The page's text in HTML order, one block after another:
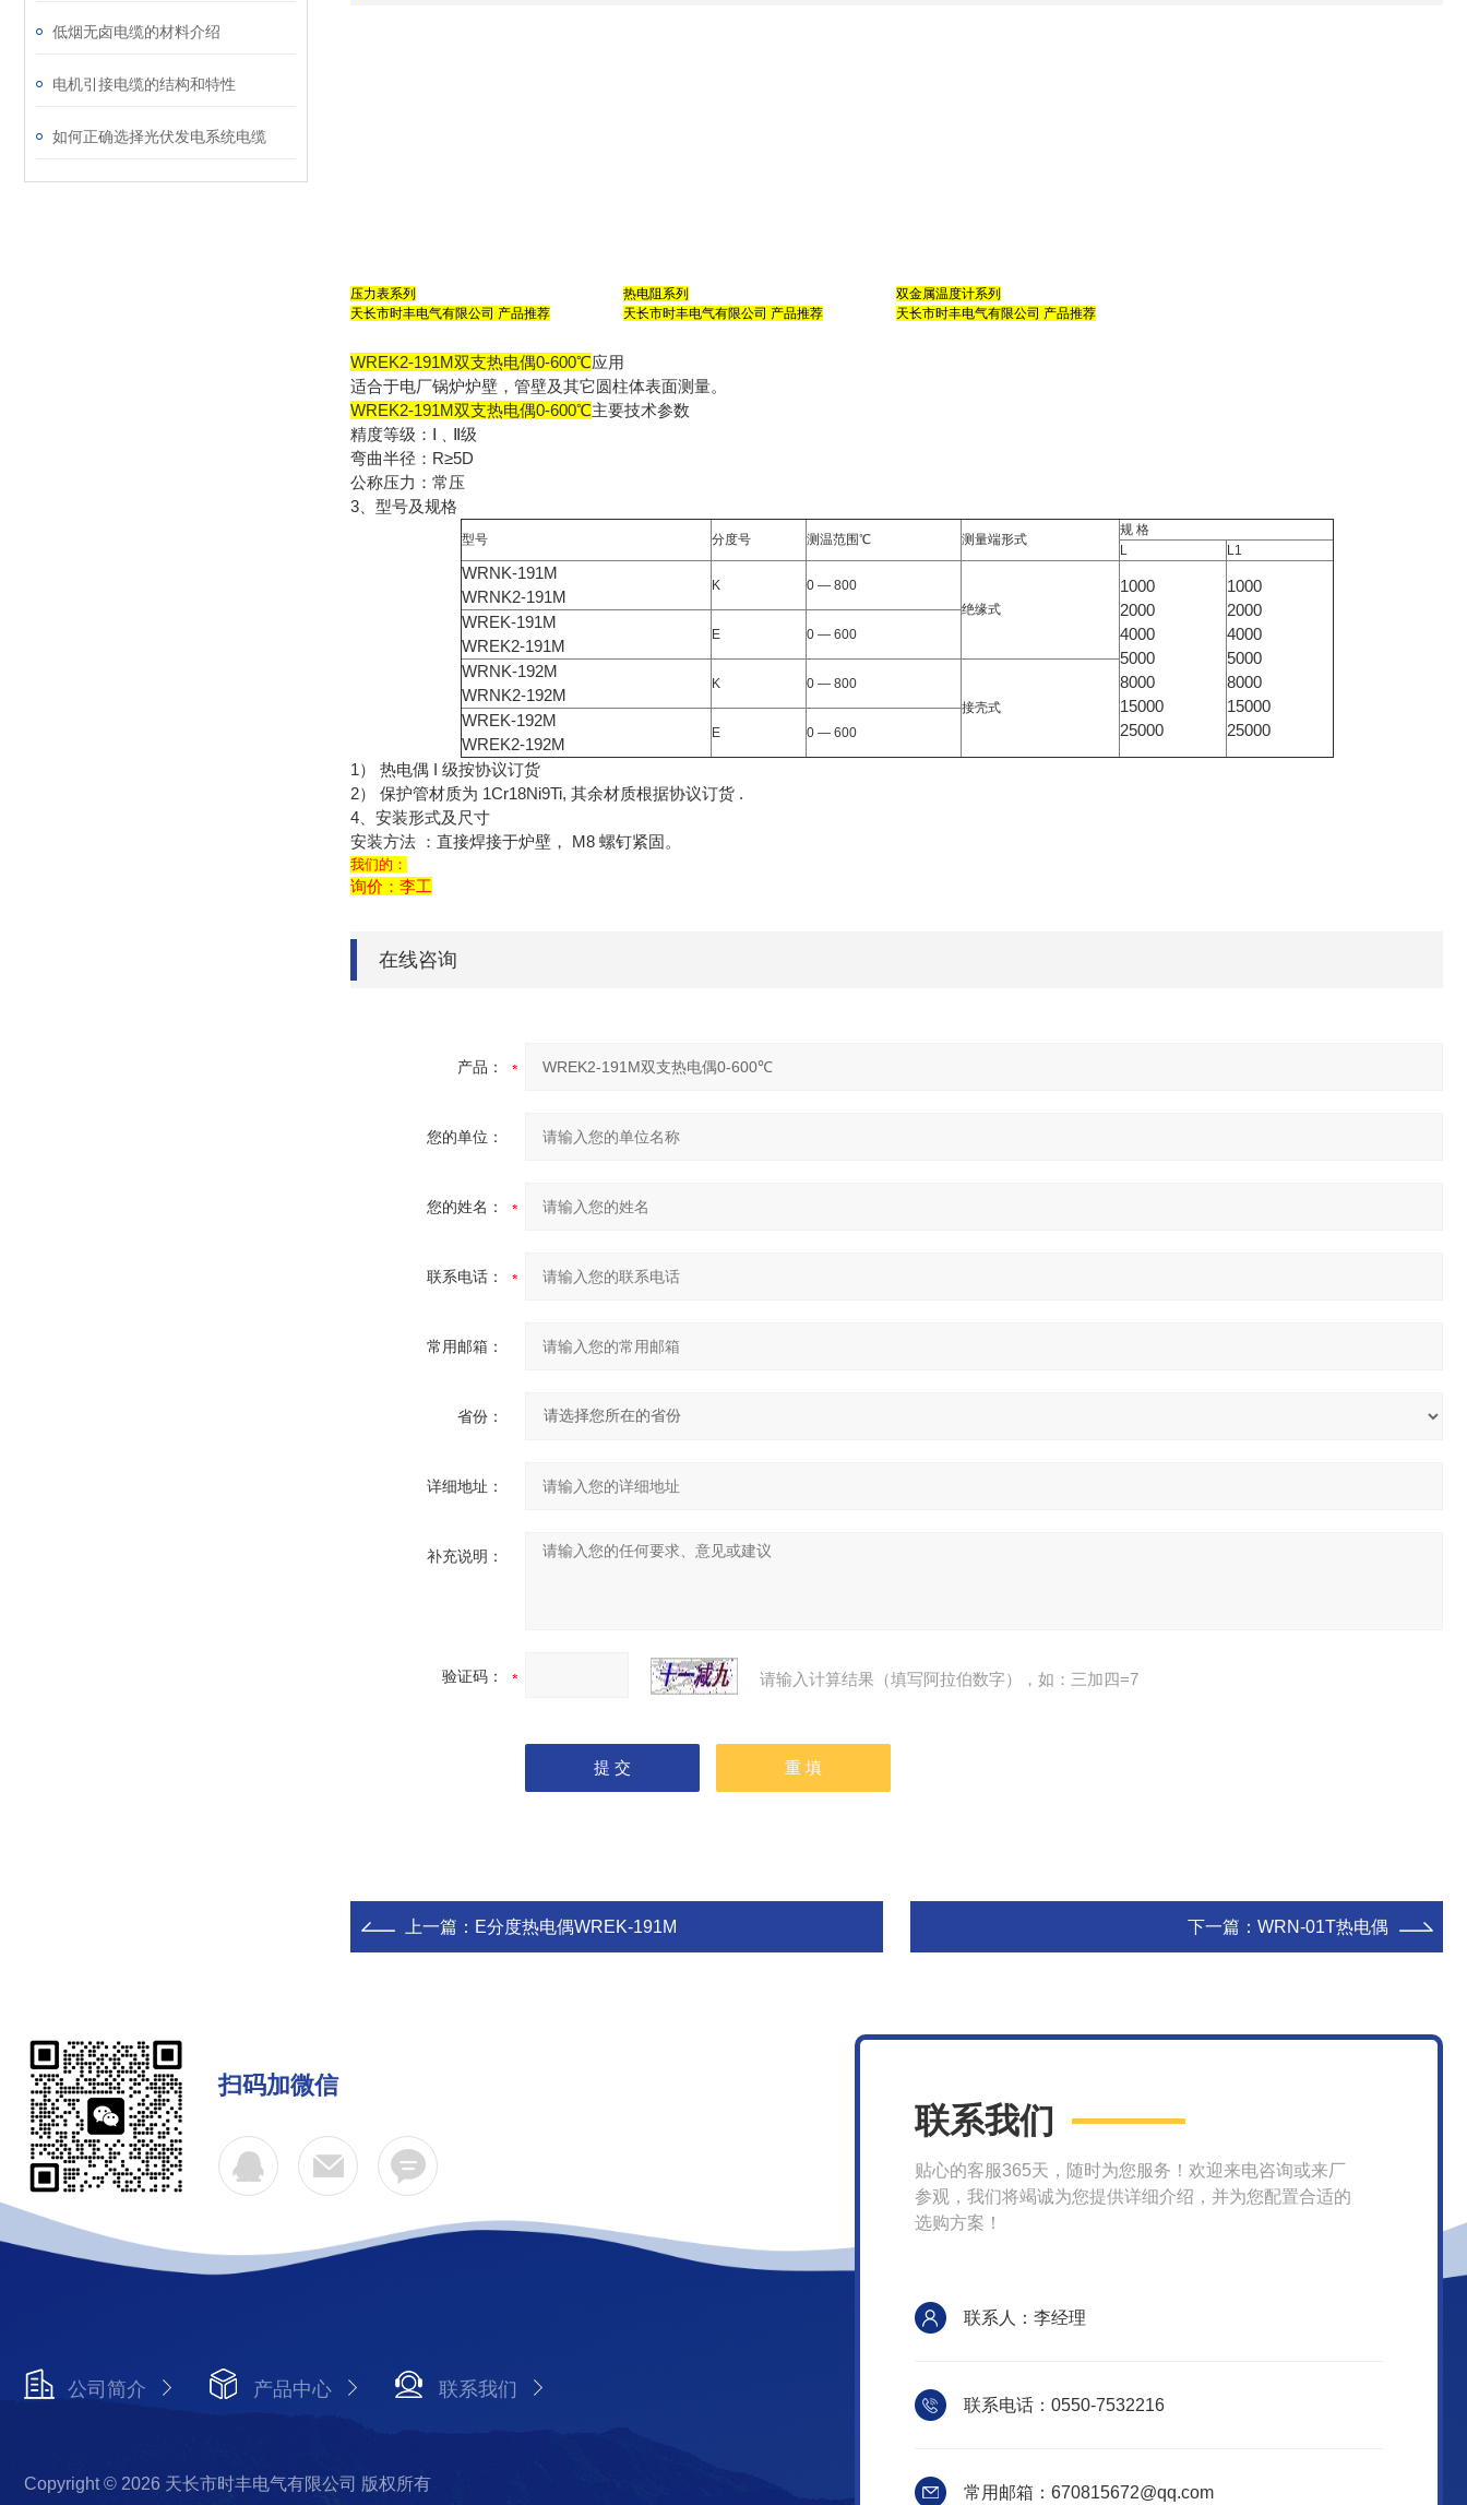
低烟无卤电缆的材料介绍
电机引接电缆的结构和特性
如何正确选择光伏发电系统电缆
压力表系列
天长市时丰电气有限公司 产品推荐
热电阻系列
天长市时丰电气有限公司 产品推荐
双金属温度计系列
天长市时丰电气有限公司 产品推荐
WREK2-191M双支热电偶0-600℃应用
适合于电厂锅炉炉壁，管壁及其它圆柱体表面测量。
WREK2-191M双支热电偶0-600℃主要技术参数
精度等级：Ⅰ﹑Ⅱ级
弯曲半径：R≥5D
公称压力：常压
3、型号及规格
型号 分度号 测温范围℃ 测量端形式
规 格
L
L1
WRNK-191M
WRNK2-191M
K
0 — 800
绝缘式
1000
2000
4000
5000
8000
15000
25000
1000
2000
4000
5000
8000
15000
25000
WREK-191M
WREK2-191M
E 0 — 600
WRNK-192M
WRNK2-192M
K
0 — 800
接壳式
WREK-192M
WREK2-192M
E 0 — 600
1） 热电偶 I 级按协议订货
2） 保护管材质为 1Cr18Ni9Ti, 其余材质根据协议订货 .
4、安装形式及尺寸
安装方法 ：直接焊接于炉壁， M8 螺钉紧固。
我们的：
询价：李工
在线咨询
产品：
您的单位：
您的姓名：
联系电话：
常用邮箱：
省份：
详细地址：
补充说明：
验证码： 请输入计算结果（填写阿拉伯数字），如：三加四=7
上一篇： E分度热电偶WREK-191M 下一篇： WRN-01T热电偶
扫码加微信
公司简介 产品中心 联系我们
Copyright © 2026 天长市时丰电气有限公司 版权所有
联系我们
贴心的客服365天，随时为您服务！欢迎来电咨询或来厂
参观，我们将竭诚为您提供详细介绍，并为您配置合适的
选购方案！
联系人：李经理
联系电话：0550-7532216
常用邮箱：670815672@qq.com